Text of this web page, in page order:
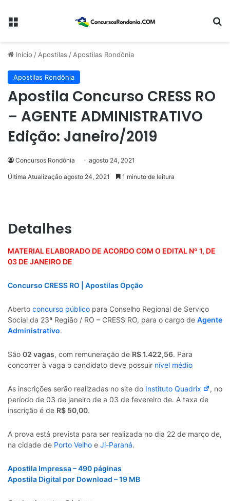
Menu
Início /Apostilas /Apostilas Rondônia
Apostilas Rondônia
Apostila Concurso CRESS RO
– AGENTE ADMINISTRATIVO
Edição: Janeiro/2019
Concursos Rondônia agosto 24, 2021
Última Atualização agosto 24, 2021 1 minuto de leitura
Detalhes
MATERIAL ELABORADO DE ACORDO COM O EDITAL Nº 1, DE
03 DE JANEIRO DE
Concurso CRESS RO | Apostilas Opção
Aberto concurso público para Conselho Regional de Serviço
Social da 23ª Região / RO – CRESS RO, para o cargo de Agente
Administrativo.
São 02 vagas, com remuneração de R$1.422,56. Para
concorrer à vaga o candidato deve possuir nível médio
As inscrições serão realizadas no site do Instituto Quadrix
, no
período de 03 de janeiro de a 03 de fevereiro de. A taxa de
inscrição é de R$ 50,00.
A prova está prevista para ser realizada no dia 22 de março de,
na cidade de Porto Velho e Ji-Paraná.
Apostila Impressa – 490 páginas
Apostila Digital por Download – 19 MB